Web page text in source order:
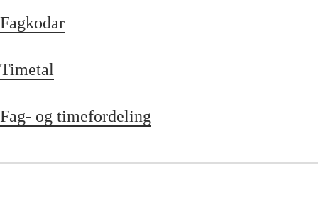
Fagkodar
Timetal
Fag- og timefordeling